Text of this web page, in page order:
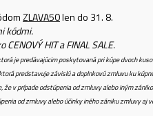
ZLAVA50len do 31. 8.
kódmi.
HIT a FINAL SALE.
je predávajúcim poskytovaná pri kúpe dvoch
predstavuje závislú a doplnkovú zmluvu ku
že v prípade odstúpenia od zmluvy alebo iným
od zmluvy alebo účinky iného zániku zmluvy aj